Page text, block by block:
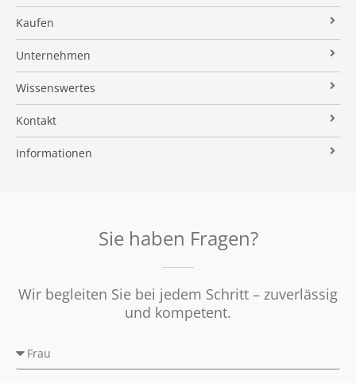
Verkaufsanfrage
Referenzobjekte
Makleralleinauftrag
Wertermittlung
Verkaufsvorbereitung
Vermarktung
Tipps für Privatverkäufer
Kaufen
Immobilienangebote
Finanzierung
Suchauftrag
Unternehmen
Über uns
Kundenstimmen
Stielke-Facts
Kooperationspartner
Wissenswertes
Immobilien News
Immobilien ABC
Kontakt
Impressum
Informationen
Sie haben Fragen?
Wir begleiten Sie bei jedem Schritt – zuverlässig
und kompetent.